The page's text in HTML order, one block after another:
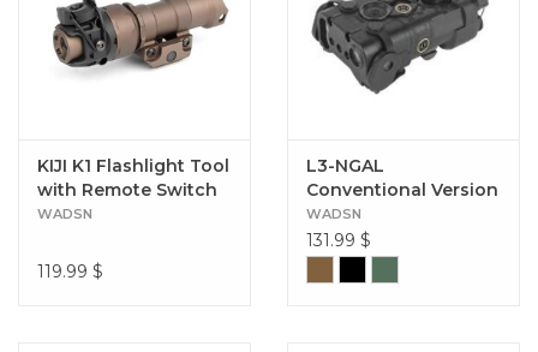
KIJI K1 Flashlight Tool
with Remote Switch
Assembly
WADSN
119.99 $
L3-NGAL
Conventional Version
(Green Laser)
WADSN
131.99 $